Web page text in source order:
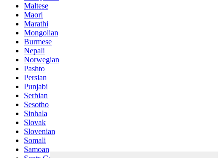
Maltese
Maori
Marathi
Mongolian
Burmese
Nepali
Norwegian
Pashto
Persian
Punjabi
Serbian
Sesotho
Sinhala
Slovak
Slovenian
Somali
Samoan